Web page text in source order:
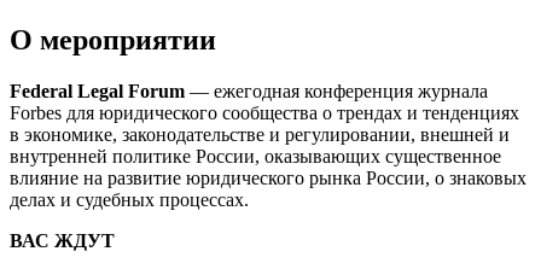
О мероприятии
Federal Legal Forum — ежегодная конференция журнала
Forbes для юридического сообщества о трендах и тенденциях
в экономике, законодательстве и регулировании, внешней и
внутренней политике России, оказывающих существенное
влияние на развитие юридического рынка России, о знаковых
делах и судебных процессах.
ВАС ЖДУТ